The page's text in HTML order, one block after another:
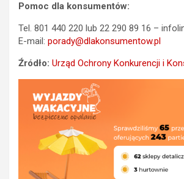
Pomoc dla konsumentów:
Tel. 801 440 220 lub 22 290 89 16 –
E-mail: porady@dlakonsumentow.pl
Źródło: Urząd Ochrony Konkurencji i